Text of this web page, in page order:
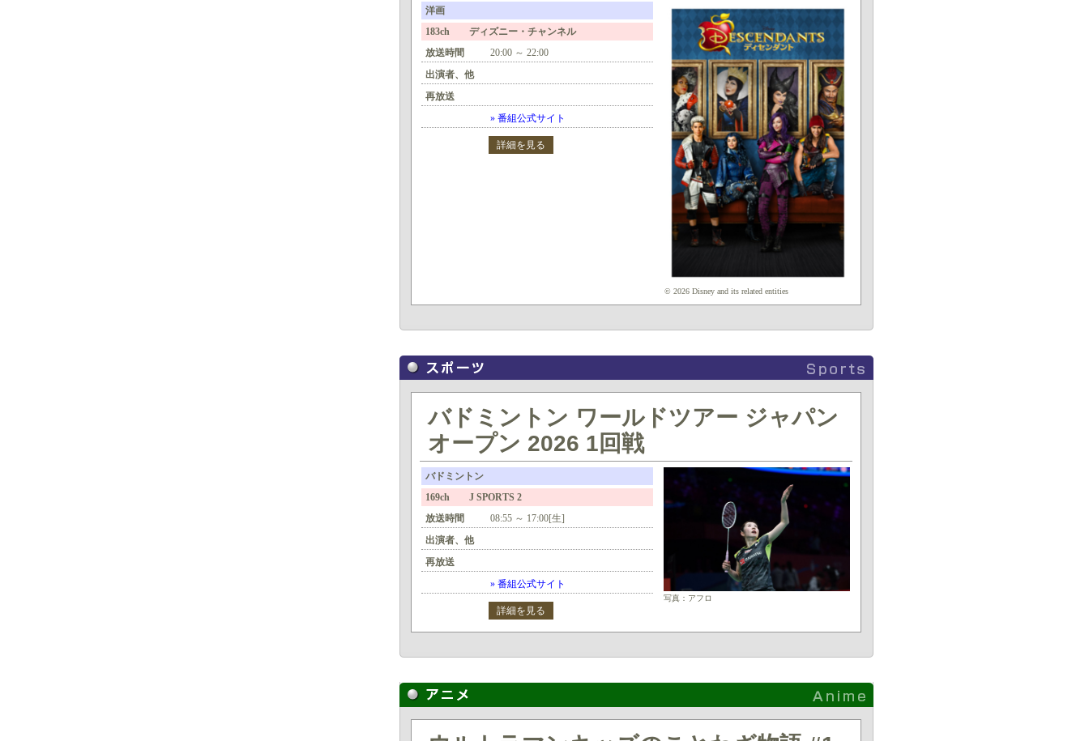
洋画
183ch ディズニー・チャンネル
放送時間
20:00 ～ 22:00
出演者、他
再放送
» 番組公式サイト
詳細を見る
© 2026 Disney and its related entities
バドミントン ワールドツアー ジャパン
オープン 2026 1回戦
バドミントン
169ch J SPORTS 2
放送時間
08:55 ～ 17:00[生]
出演者、他
再放送
» 番組公式サイト
詳細を見る
写真：アフロ